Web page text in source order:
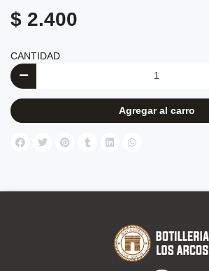
$ 2.400
CANTIDAD
Agregar al carro